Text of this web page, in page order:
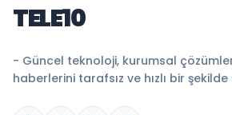
TELE10
- Güncel teknoloji, kurumsal
haberlerini tarafsız ve hızlı bir şekilde